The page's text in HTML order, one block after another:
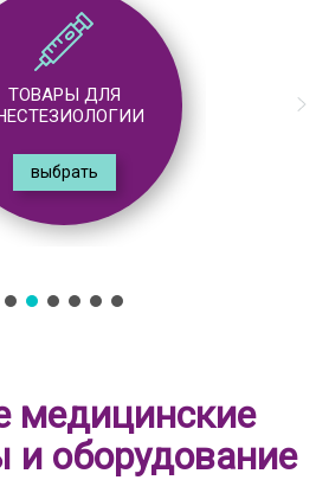
ТОВАРЫ ДЛЯ
выбрать
медицинские
и оборудование